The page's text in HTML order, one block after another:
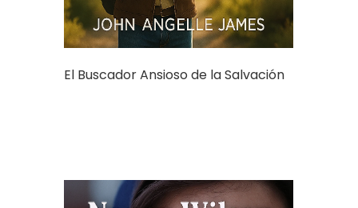
El Buscador Ansioso de la Salvación